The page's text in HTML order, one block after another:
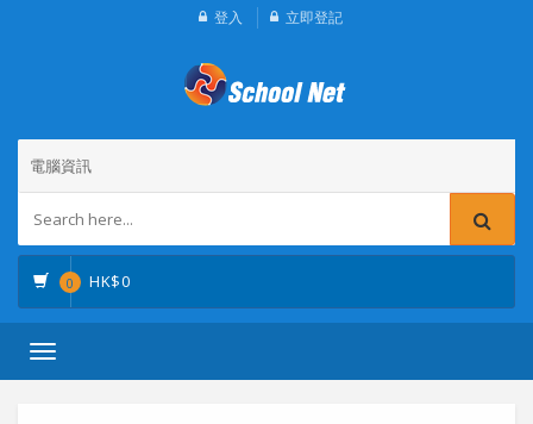
登入 立即登記
電腦資訊
0 HK$0
Toggle